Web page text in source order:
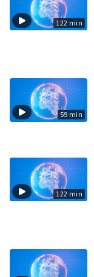
122 min
59 min
122 min